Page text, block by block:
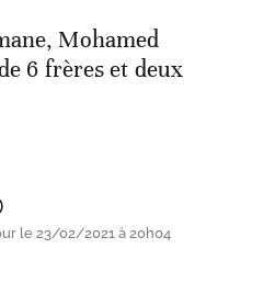
Mohamed
6 frères et deux
le 23/02/2021 à 20h04